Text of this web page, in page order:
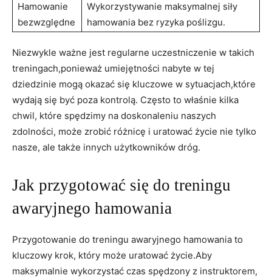
Hamowanie
bezwzględne
Wykorzystywanie maksymalnej siły ​
hamowania bez ryzyka poślizgu.
Niezwykle ważne⁤ jest regularne uczestniczenie w takich
treningach,ponieważ umiejętności nabyte w tej‌
dziedzinie​ mogą okazać się kluczowe w sytuacjach,które
wydają się być poza kontrolą. Często to ⁣właśnie kilka
chwil, które spędzimy na doskonaleniu naszych
zdolności, ⁢może zrobić różnicę i uratować życie nie tylko
nasze, ale także innych ​użytkowników dróg.
Jak ⁤przygotować się do ⁤treningu
awaryjnego ⁣hamowania
Przygotowanie ‍do treningu awaryjnego hamowania to
kluczowy krok, który może uratować życie.Aby​
maksymalnie wykorzystać czas spędzony z instruktorem,